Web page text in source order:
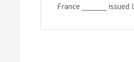
France _______